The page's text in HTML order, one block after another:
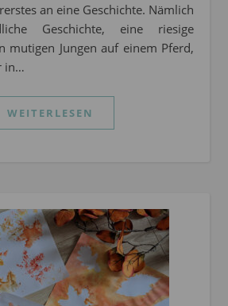
an eine Geschichte. Nämlich
Geschichte, eine riesige
mutigen Jungen auf einem Pferd,
in…
WEITERLESEN